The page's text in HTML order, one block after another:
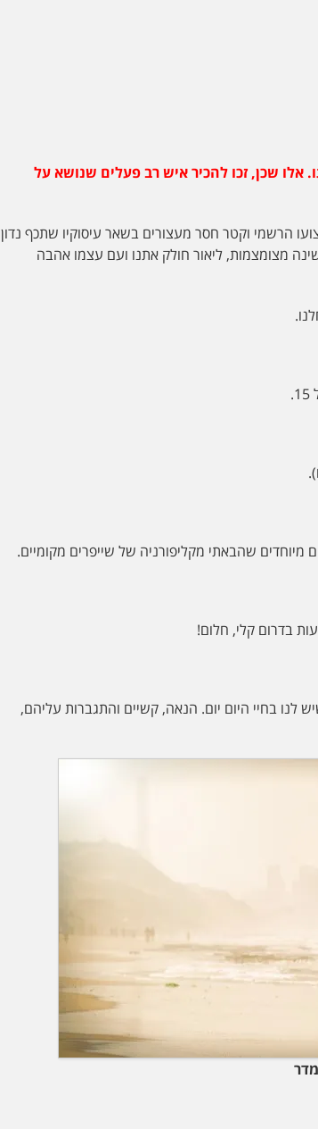
אלו שכן, זכו להכיר איש רב פעלים שנושא על
הרשמי וקטר חסר מעצורים בשאר עיסוקיו שתכף נדון
מצומצמות, ליאור חולק אתנו ועם עצמו אהבה
מיוחדים שהבאתי מקליפורניה של שייפרים מקומיים.
בדרום קלי, חלום!
לנו בחיי היום יום. הנאה, קשיים והתגברות עליהם,